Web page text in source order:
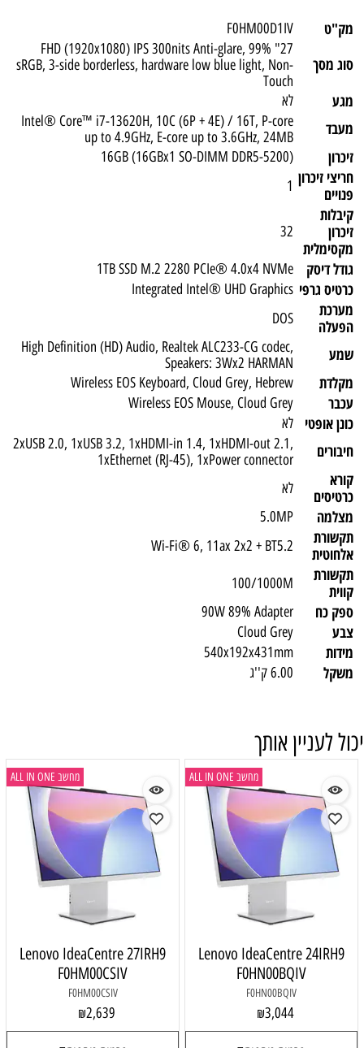
מק"ט
F0HM00D1IV
סוג מסך
27" FHD (1920x1080) IPS 300nits Anti-glare, 99%
sRGB, 3-side borderless, hardware low blue light, Non-
Touch
מגע לא
מעבד
Intel® Core™ i7-13620H, 10C (6P + 4E) / 16T, P-core
up to 4.9GHz, E-core up to 3.6GHz, 24MB
זיכרון (16GB (16GBx1 SO-DIMM DDR5-5200
חריצי זיכרון
פנויים
1
קיבלות
זיכרון
מקסימלית
32
גודל דיסק 1TB SSD M.2 2280 PCIe® 4.0x4 NVMe
כרטיס גרפי Integrated Intel® UHD Graphics
מערכת
הפעלה
DOS
שמע
High Definition (HD) Audio, Realtek ALC233-CG codec,
Speakers: 3Wx2 HARMAN
מקלדת Wireless EOS Keyboard, Cloud Grey, Hebrew
עכבר Wireless EOS Mouse, Cloud Grey
כונן אופטי לא
חיבורים
2xUSB 2.0, 1xUSB 3.2, 1xHDMI-in 1.4, 1xHDMI-out 2.1,
1xEthernet (RJ-45), 1xPower connector
קורא
כרטיסים
לא
מצלמה 5.0MP
תקשורת
אלחוטית
Wi-Fi® 6, 11ax 2x2 + BT5.2
תקשורת
קווית
100/1000M
ספק כח 90W 89% Adapter
צבע Cloud Grey
מידות 540x192x431mm
משקל 6.00 ק''ג
יכול לעניין אותך
מחשב ALL IN ONE
Lenovo IdeaCentre 24IRH9
F0HN00BQIV
F0HN00BQIV
₪3,044
מחשב ALL IN ONE
Lenovo IdeaCentre 27IRH9
F0HM00CSIV
F0HM00CSIV
₪2,639